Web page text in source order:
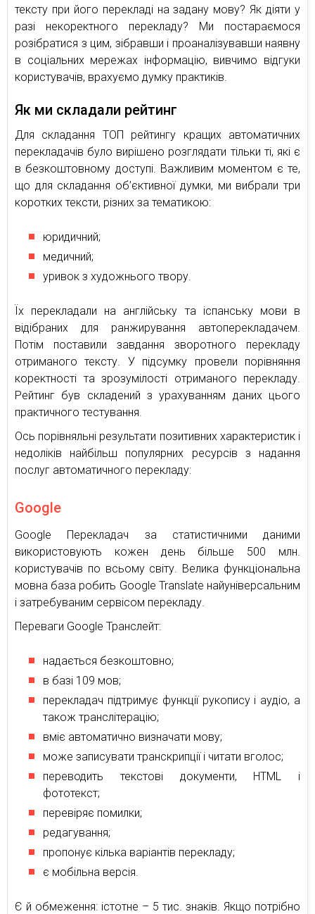
тексту при його перекладі на задану мову? Як діяти у
разі некоректного перекладу? Ми постараємося
розібратися з цим, зібравши і проаналізувавши наявну
в соціальних мережах інформацію, вивчимо відгуки
користувачів, врахуємо думку практиків.
Як ми складали рейтинг
Для складання ТОП рейтингу кращих автоматичних
перекладачів було вирішено розглядати тільки ті, які є
в безкоштовному доступі. Важливим моментом є те,
що для складання об’єктивної думки, ми вибрали три
коротких тексти, різних за тематикою:
юридичний;
медичний;
уривок з художнього твору.
Їх перекладали на англійську та іспанську мови в
відібраних для ранжирування автоперекладачем.
Потім поставили завдання зворотного перекладу
отриманого тексту. У підсумку провели порівняння
коректності та зрозумілості отриманого перекладу.
Рейтинг був складений з урахуванням даних цього
практичного тестування.
Ось порівняльні результати позитивних характеристик і
недоліків найбільш популярних ресурсів з надання
послуг автоматичного перекладу:
Google
Google Перекладач за статистичними даними
використовують кожен день більше 500 млн.
користувачів по всьому світу. Велика функціональна
мовна база робить Google Translate найуніверсальним
і затребуваним сервісом перекладу.
Переваги Google Транслейт:
надається безкоштовно;
в базі 109 мов;
перекладач підтримує функції рукопису і аудіо, а
також транслітерацію;
вміє автоматично визначати мову;
може записувати транскрипції і читати вголос;
переводить текстові документи, HTML і
фототекст;
перевіряє помилки;
редагування;
пропонує кілька варіантів перекладу;
є мобільна версія.
Є й обмеження: істотне – 5 тис. знаків. Якщо потрібно